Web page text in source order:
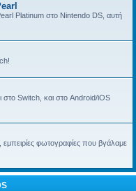
Platinum στο Nintendo DS, αυτή
στο Switch, και στο Android/iOS
φωτογραφίες που βγάλαμε